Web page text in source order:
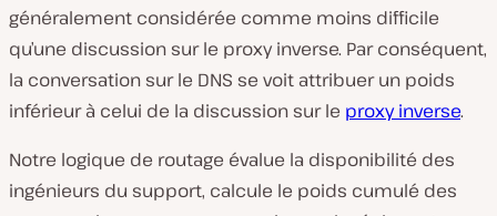
généralement considérée comme moins difficile
qu’une discussion sur le proxy inverse. Par conséquent,
la conversation sur le DNS se voit attribuer un poids
inférieur à celui de la discussion sur le proxy inverse.
Notre logique de routage évalue la disponibilité des
ingénieurs du support, calcule le poids cumulé des